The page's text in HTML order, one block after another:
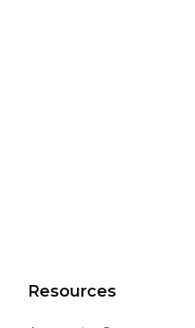
Resources